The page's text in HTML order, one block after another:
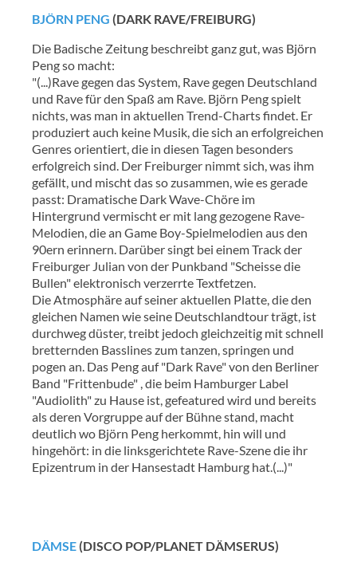
BJÖRN PENG (DARK RAVE/FREIBURG)
Die Badische Zeitung beschreibt ganz gut, was Björn
Peng so macht:
"(...)Rave gegen das System, Rave gegen Deutschland
und Rave für den Spaß am Rave. Björn Peng spielt
nichts, was man in aktuellen Trend-Charts findet. Er
produziert auch keine Musik, die sich an erfolgreichen
Genres orientiert, die in diesen Tagen besonders
erfolgreich sind. Der Freiburger nimmt sich, was ihm
gefällt, und mischt das so zusammen, wie es gerade
passt: Dramatische Dark Wave-Chöre im
Hintergrund vermischt er mit lang gezogene Rave-
Melodien, die an Game Boy-Spielmelodien aus den
90ern erinnern. Darüber singt bei einem Track der
Freiburger Julian von der Punkband "Scheisse die
Bullen" elektronisch verzerrte Textfetzen.
Die Atmosphäre auf seiner aktuellen Platte, die den
gleichen Namen wie seine Deutschlandtour trägt, ist
durchweg düster, treibt jedoch gleichzeitig mit schnell
bretternden Basslines zum tanzen, springen und
pogen an. Das Peng auf "Dark Rave" von den Berliner
Band "Frittenbude" , die beim Hamburger Label
"Audiolith" zu Hause ist, gefeatured wird und bereits
als deren Vorgruppe auf der Bühne stand, macht
deutlich wo Björn Peng herkommt, hin will und
hingehört: in die linksgerichtete Rave-Szene die ihr
Epizentrum in der Hansestadt Hamburg hat.(...)"
DÄMSE(DISCO POP/PLANET DÄMSERUS)